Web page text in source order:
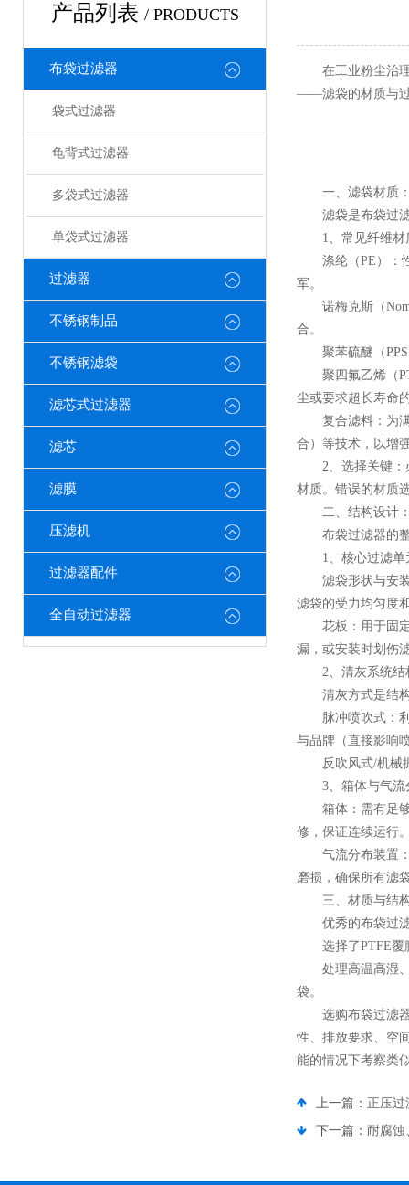
产品列表 / PRODUCTS
布袋过滤器
袋式过滤器
龟背式过滤器
多袋式过滤器
单袋式过滤器
过滤器
不锈钢制品
不锈钢滤袋
滤芯式过滤器
滤芯
滤膜
压滤机
过滤器配件
全自动过滤器
在工业粉尘治理
——滤袋的材质与过
一、滤袋材质：
滤袋是布袋过滤
1、常见纤维材
涤纶（PE）：​性
军。
诺梅克斯（
合。
聚苯硫醚（PPS
聚四氟乙烯（
尘或要求超长寿命
复合滤料：​为满
合）等技术，以增
2、选择关键：​必
材质。错误的材质
二、结构设计：
布袋过滤器的整
1、核心过滤单
滤袋形状与安装
滤袋的受力均匀度
花板：​用于固定
漏，或安装时划伤
2、清灰系统结
清灰方式是结构
脉冲喷吹式：​利
与品牌（直接影响
反吹风式/机械振
3、箱体与气流
箱体：​需有足够
修，保证连续运行
气流分布装置：​
磨损，确保所有滤
三、材质与结构
优秀的布袋过滤
选择了PTFE覆膜
处理高温高湿、
袋。
选购布袋过滤
性、排放要求、空
能的情况下考察类
上一篇： 正压过
下一篇： 耐腐蚀